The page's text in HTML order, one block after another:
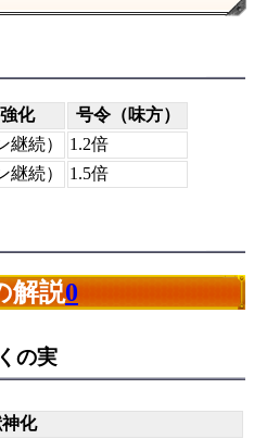
化
号令（味方）
継続）
1.2倍
継続） 1.5倍
解説0
の実
化